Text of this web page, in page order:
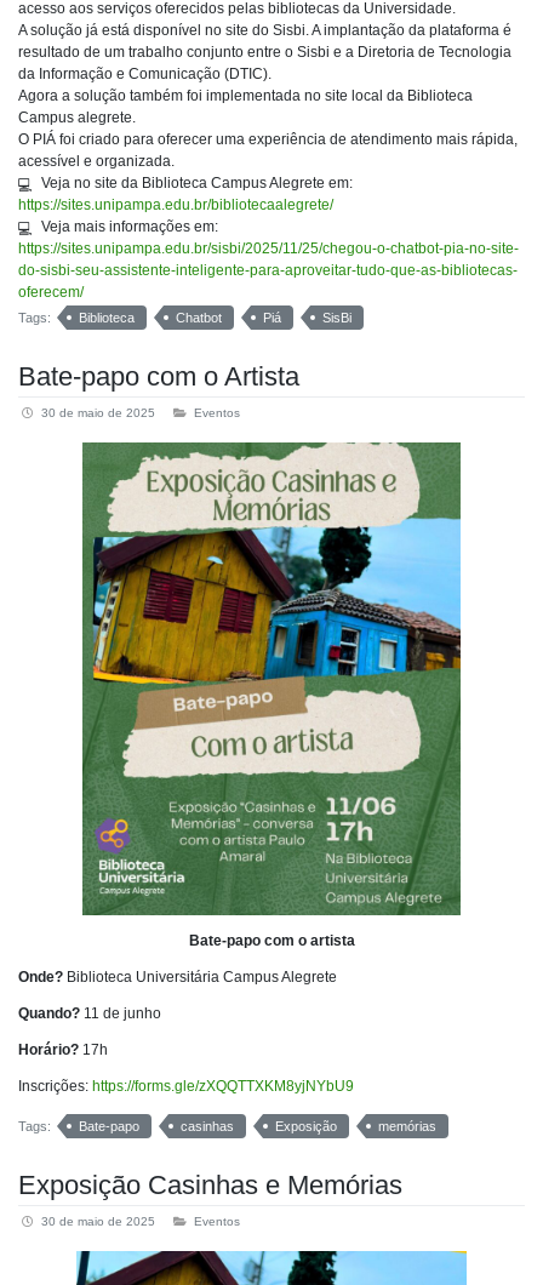
acesso aos serviços oferecidos pelas bibliotecas da Universidade.
A solução já está disponível no site do Sisbi. A implantação da plataforma é
resultado de um trabalho conjunto entre o Sisbi e a Diretoria de Tecnologia
da Informação e Comunicação (DTIC).
Agora a solução também foi implementada no site local da Biblioteca
Campus alegrete.
O PIÁ foi criado para oferecer uma experiência de atendimento mais rápida,
acessível e organizada.
Veja no site da Biblioteca Campus Alegrete em:
https://sites.unipampa.edu.br/bibliotecaalegrete/
Veja mais informações em:
https://sites.unipampa.edu.br/sisbi/2025/11/25/chegou-o-chatbot-pia-no-site-
do-sisbi-seu-assistente-inteligente-para-aproveitar-tudo-que-as-bibliotecas-
oferecem/
Tags: Biblioteca Chatbot Piá SisBi
Bate-papo com o Artista
30 de maio de 2025 Eventos
Bate-papo com o artista
Onde? Biblioteca Universitária Campus Alegrete
Quando? 11 de junho
Horário? 17h
Inscrições: https://forms.gle/zXQQTTXKM8yjNYbU9
Tags: Bate-papo casinhas Exposição memórias
Exposição Casinhas e Memórias
30 de maio de 2025 Eventos